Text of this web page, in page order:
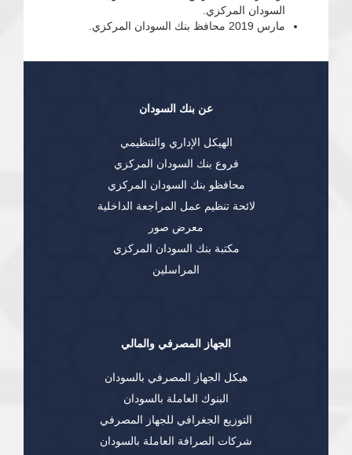
السودان المركزي.
مارس 2019 محافظ بنك السودان المركزي.
عن بنك السودان
الهيكل الإداري والتنظيمي
فروع بنك السودان المركزي
محافظو بنك السودان المركزي
لائحة تنظيم عمل المراجعة الداخلية
معرض صور
مكتبة بنك السودان المركزي
المراسلين
الجهاز المصرفي والمالي
هيكل الجهاز المصرفي بالسودان
البنوك العاملة بالسودان
التوزيع الجغرافي للجهاز المصرفي
شركات الصرافة العاملة بالسودان